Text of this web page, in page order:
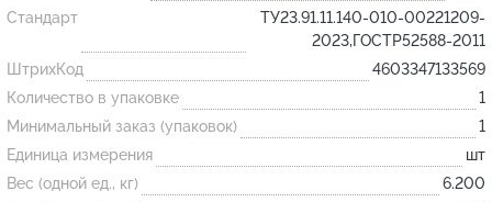
Шербер
Трубка
Стержень
Пробка
Подставка
Лодочка
Стандарт
ТУ23.91.11.140-010-00221209-
2023,ГОСТР52588-2011
ШтрихКод
4603347133569
Количество в упаковке
1
Минимальный заказ (упаковок)
1
Единица измерения
шт
Вес (одной ед., кг)
6.200